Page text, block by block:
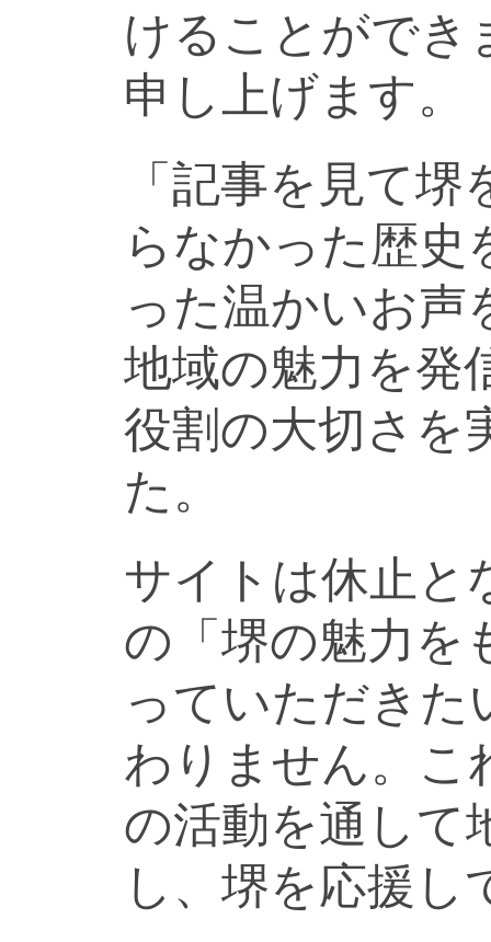
けることができ
申し上げます。
「記事を見て
らなかった歴史
った温かいお声
地域の魅力を発
役割の大切さを
た。
サイトは休止と
の「堺の魅力を
っていただきた
わりません。こ
の活動を通して
し、堺を応援し